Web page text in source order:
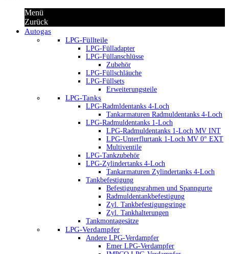
Menü
Zurück
Autogas
LPG-Füllteile
LPG-Fülladapter
LPG-Füllanschlüsse
Zubehör
LPG-Füllschläuche
LPG-Füllsets
Erweiterungsteile
LPG-Tanks
LPG-Radmldentanks 4-Loch
Tankarmaturen Radmuldentanks 4-Loch
LPG-Radmuldentanks 1-Loch
LPG-Radmuldentanks 1-Loch MV INT
LPG-Unterflurtank 1-Loch MV 0° EXT
Multiventile
LPG-Tankzubehör
LPG-Zylindertanks 4-Loch
Tankarmaturen Zylindertanks 4-Loch
Tankbefestigung
Befestigungsrahmen und Spanngurte
Radmuldentankbefestigung
Zyl. Tankbefestigungsringe
Zyl. Tankhalterungen
Tankmontagesätze
LPG-Verdampfer
Andere LPG-Verdampfer
Emer LPG-Verdampfer